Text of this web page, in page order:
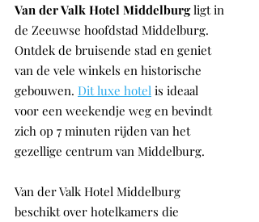
Van der Valk Hotel Middelburg ligt in
de Zeeuwse hoofdstad Middelburg.
Ontdek de bruisende stad en geniet
van de vele winkels en historische
gebouwen. Dit luxe hotel is ideaal
voor een weekendje weg en bevindt
zich op 7 minuten rijden van het
gezellige centrum van Middelburg.
Van der Valk Hotel Middelburg
beschikt over hotelkamers die